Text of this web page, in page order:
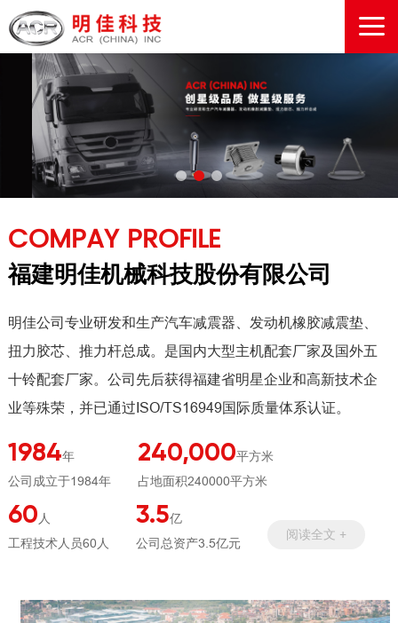
COMPAY PROFILE
福建明佳机械科技股份有限公司
明佳公司专业研发和生产汽车减震器、发动机橡胶减震垫、
扭力胶芯、推力杆总成。是国内大型主机配套厂家及国外五
十铃配套厂家。公司先后获得福建省明星企业和高新技术企
业等殊荣，并已通过ISO/TS16949国际质量体系认证。
1984年
公司成立于1984年
240,000平方米
占地面积240000平方米
60人
工程技术人员60人
3.5亿
公司总资产3.5亿元
阅读全文 +